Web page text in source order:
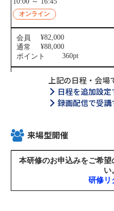
上記の日程・会
日程を追加設定
録画配信で受講
来場型開催